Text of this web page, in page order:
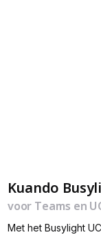
Kuando
voor Teams en
Met het Busylight